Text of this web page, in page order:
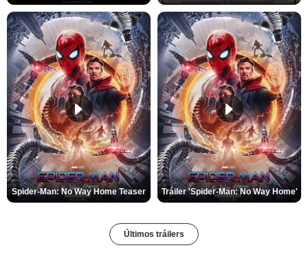
Spider-Man: No Way Home Teaser Tráiler 'Spider-Man: No Way Home'
Últimos tráilers